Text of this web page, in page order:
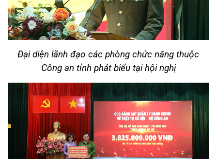
Đại diện lãnh đạo các phòng chức năng thuộc
Công an tỉnh phát biểu tại hội nghị